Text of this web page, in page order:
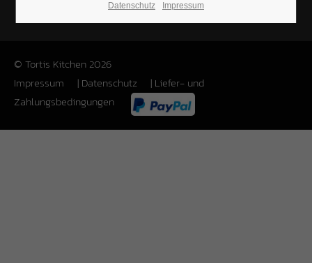
© Tortis Kitchen 2026
Impressum
| Datenschutz | Liefer- und
Zahlungsbedingungen
Datenschutz Impressum